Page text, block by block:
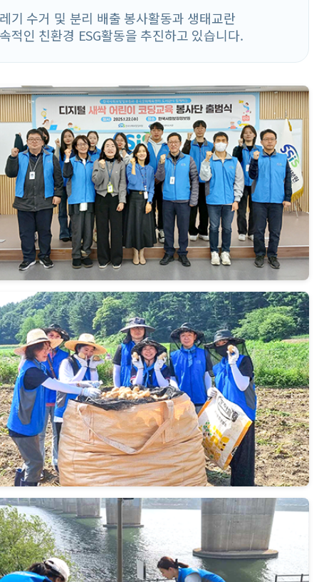
기 수거 및 분리 배출 봉사활동과 생태교란
적인 친환경 ESG활동을 추진하고 있습니다.